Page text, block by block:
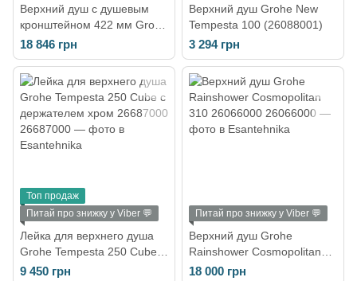
Верхний душ с душевым
кронштейном 422 мм Grohe
Rainshower 310 Mono
26557000
18 846 грн
Верхний душ Grohe New
Tempesta 100 (26088001)
3 294 грн
Топ продаж
Питай про знижку у Viber 💬
Лейка для верхнего душа
Grohe Tempesta 250 Cube с
держателем хром 26687000
9 450 грн
Питай про знижку у Viber 💬
Верхний душ Grohe
Rainshower Cosmopolitan
310 26066000
18 000 грн